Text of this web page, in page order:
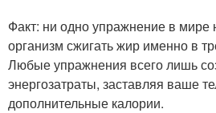
Факт: ни одно упражнение в мире
организм сжигать жир именно в
Любые упражнения всего лишь
энергозатраты, заставляя ваше
дополнительные калории.